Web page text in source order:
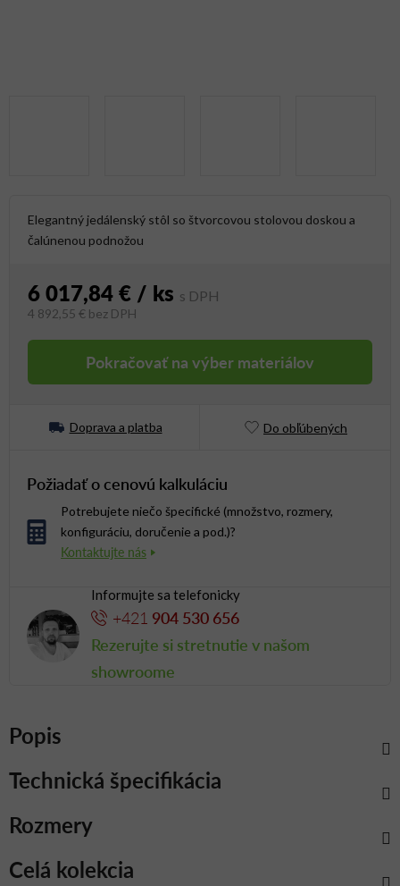
Elegantný jedálenský stôl so štvorcovou stolovou doskou a
čalúnenou podnožou
6 017,84 € / ks
4 892,55 € bez DPH
Pokračovať na výber materiálov
Doprava a platba Do obľúbených
Požiadať o cenovú kalkuláciu
Potrebujete niečo špecifické (množstvo, rozmery,
konfiguráciu, doručenie a pod.)?
Informujte sa telefonicky
+421 904 530 656
Rezerujte si stretnutie v našom
showroome
Popis
Celá kolekcia
Rozmery
Technická špecifikácia